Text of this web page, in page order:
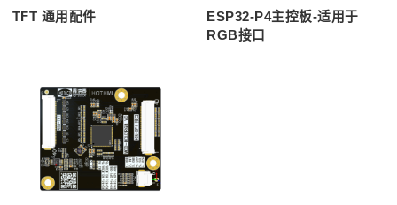
TFT 通用配件
ESP32-P4主控板-适用于
RGB接口